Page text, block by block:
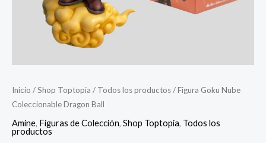
Inicio /Shop Toptopia / Todos los productos/ Figura Goku Nube
Coleccionable Dragon Ball
Amine, Figuras de Colección, Shop Toptopia, Todos los
productos